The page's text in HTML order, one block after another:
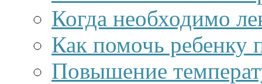
Когда необходимо
Как помочь ребенку
Повышение